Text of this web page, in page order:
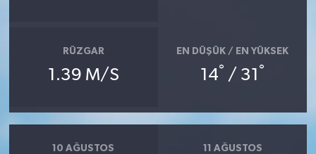
RÜZGAR
1.39 M/S
EN DÜŞÜK / EN YÜKSEK
14° / 31 °
10 AĞUSTOS 11 AĞUSTOS